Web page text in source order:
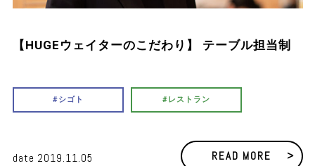
【HUGEウェイターのこだわり】 テーブル担当制
シゴト レストラン
date 2019.11.05 READ MORE